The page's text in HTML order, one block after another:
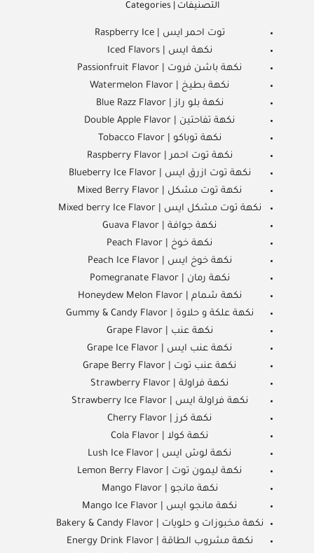
التصنيفات | Categories
توت احمر ايس | Raspberry Ice
نكهة ايس | Iced Flavors
نكهة باشن فروت | Passionfruit Flavor
نكهة بطيخ | Watermelon Flavor
نكهة بلو راز | Blue Razz Flavor
نكهة تفاحتين | Double Apple Flavor
نكهة توباكو | Tobacco Flavor
نكهة توت احمر | Raspberry Flavor
نكهة توت ازرق ايس | Blueberry Ice Flavor
نكهة توت مشكل | Mixed Berry Flavor
نكهة توت مشكل ايس | Mixed berry Ice Flavor
نكهة جوافة | Guava Flavor
نكهة خوخ | Peach Flavor
نكهة خوخ ايس | Peach Ice Flavor
نكهة رمان | Pomegranate Flavor
نكهة شمام | Honeydew Melon Flavor
نكهة علكة و حلاوة | Gummy & Candy Flavor
نكهة عنب | Grape Flavor
نكهة عنب ايس | Grape Ice Flavor
نكهة عنب توت | Grape Berry Flavor
نكهة فراولة | Strawberry Flavor
نكهة فراولة ايس | Strawberry Ice Flavor
نكهة كرز | Cherry Flavor
نكهة كولا | Cola Flavor
نكهة لوش ايس | Lush Ice Flavor
نكهة ليمون توت | Lemon Berry Flavor
نكهة مانجو | Mango Flavor
نكهة مانجو ايس | Mango Ice Flavor
نكهة مخبوزات و حلويات | Bakery & Candy Flavor
نكهة مشروب الطاقة | Energy Drink Flavor